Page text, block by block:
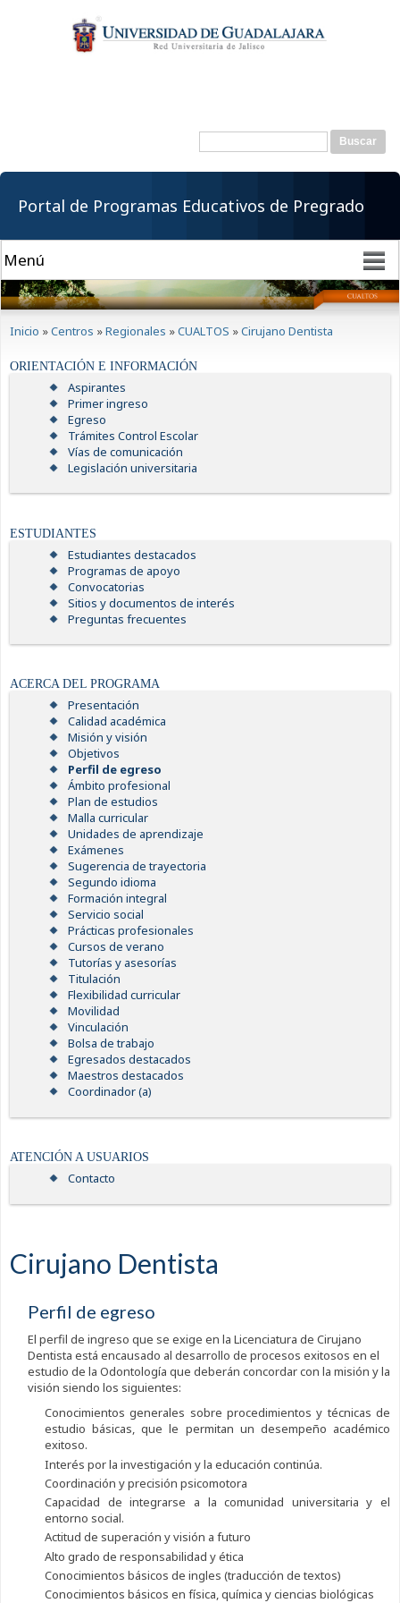
contenido
principal
Formulario de
Buscar
Portal de Programas Educativos de Pregrado
Inicio »Centros »Regionales »CUALTOS »Cirujano Dentista
ORIENTACIÓN E INFORMACIÓN
Aspirantes
Primer ingreso
Egreso
Trámites Control Escolar
Vías de comunicación
Legislación universitaria
ESTUDIANTES
Estudiantes destacados
Programas de apoyo
Convocatorias
Sitios y documentos de interés
Preguntas frecuentes
ACERCA DEL PROGRAMA
Presentación
Calidad académica
Misión y visión
Objetivos
Perfil de egreso
Ámbito profesional
Plan de estudios
Malla curricular
Unidades de aprendizaje
Exámenes
Sugerencia de trayectoria
Segundo idioma
Formación integral
Servicio social
Prácticas profesionales
Cursos de verano
Tutorías y asesorías
Titulación
Flexibilidad curricular
Movilidad
Vinculación
Bolsa de trabajo
Egresados destacados
Maestros destacados
Coordinador (a)
ATENCIÓN A USUARIOS
Contacto
Cirujano Dentista
Perfil de egreso
El perfil de ingreso que se exige en la Licenciatura de Cirujano
Dentista está encausado al desarrollo de procesos exitosos en el
estudio de la Odontología que deberán concordar con la misión y la
visión siendo los siguientes:
Conocimientos generales sobre procedimientos y técnicas de
estudio básicas, que le permitan un desempeño académico
exitoso.
Interés por la investigación y la educación continúa.
Coordinación y precisión psicomotora
Capacidad de integrarse a la comunidad universitaria y el
entorno social.
Actitud de superación y visión a futuro
Alto grado de responsabilidad y ética
Conocimientos básicos de ingles (traducción de textos)
Conocimientos básicos en física, química y ciencias biológicas